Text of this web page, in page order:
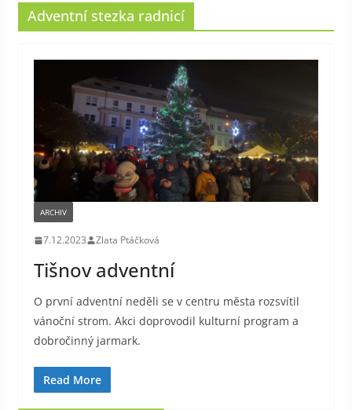
Adventní stezka radnicí
ARCHIV
7.12.2023 Zlata Ptáčková
Tišnov adventní
O první adventní neděli se v centru města rozsvítil
vánoční strom. Akci doprovodil kulturní program a
dobročinný jarmark.
Read More